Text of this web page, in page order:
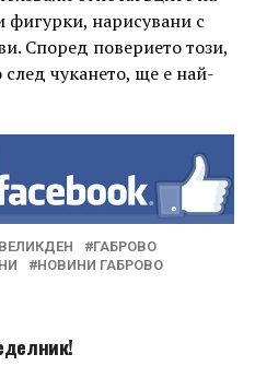
фигурки, нарисувани с
Според поверието този,
чукането, ще е най-
ГАБРОВО
НОВИНИ ГАБРОВО